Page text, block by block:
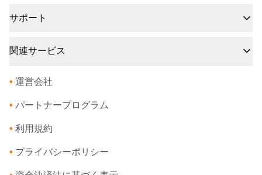
サポート
関連サービス
• 運営会社
• パートナープログラム
• 利用規約
• プライバシーポリシー